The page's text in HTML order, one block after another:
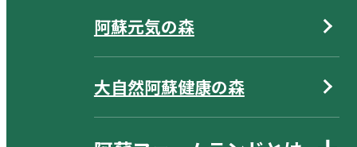
阿蘇元気の森
大自然阿蘇健康の森